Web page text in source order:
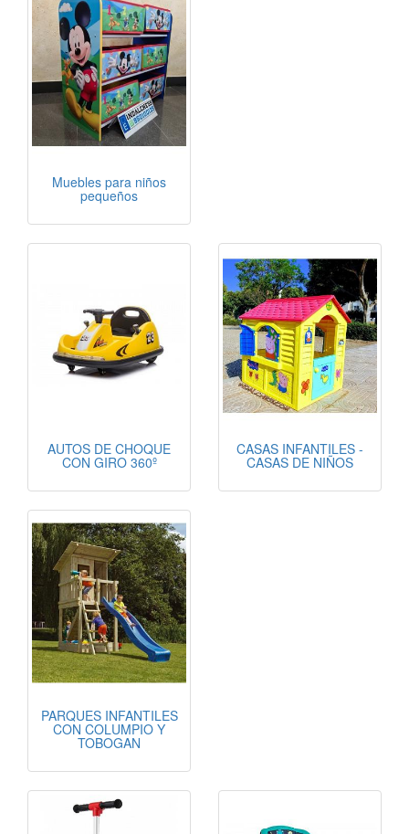
Muebles para niños
pequeños
AUTOS DE CHOQUE
CON GIRO 360º
CASAS INFANTILES -
CASAS DE NIÑOS
PARQUES INFANTILES
CON COLUMPIO Y
TOBOGAN